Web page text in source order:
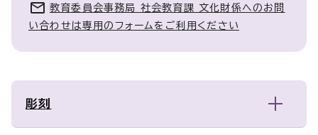
教育委員会事務局 社会教育課 文化財係へのお問
い合わせは専用のフォームをご利用ください
彫刻